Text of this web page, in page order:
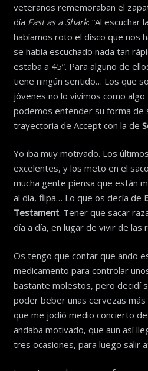
veteranos rememoraban el
día Fast as a Shark: “Al escuchar
habíamos roto el disco que nos
se había escuchado nada tan
estaba a 45”. Para alguno de
tiene ningún sentido… Los que
jóvenes no lo vivimos como
podemos entender su forma de
trayectoria de Accept con la de
Yo iba muy motivado. Los
excelentes, y los meto en el
mucha gente piensa que están
al día, flipa… Lo que os decía de
Testament. Tener que sacar
día a día, en lugar de vivir de las
Os tengo que contar que ando
medicamento para controlar
bastante molestos, pero decidí
poder beber unas cervezas
que me jodió medio concierto
andaba motivado, que aun así
tres ocasiones, para luego salir